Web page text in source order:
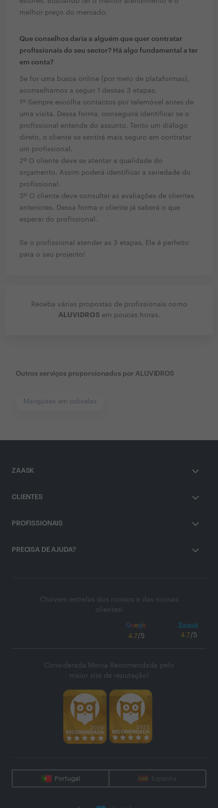
melhor preço do mercado.
Que conselhos daria a alguém que quer contratar
profissionais do seu sector? Há algo fundamental a ter
em conta?
Se for uma busca online (por meio de plataformas),
aconselhamos a seguir 1 dessas 3 etapas.
1º Sempre escolha contactos por telemóvel antes de
uma visita. Dessa forma, conseguirá identificar se o
profissional entende do assunto. Tento um diálogo
direto, o cliente se sentirá mais seguro em contratar
um profissional.
2º O cliente deve se atentar a qualidade do
orçamento. Assim poderá identificar a seriedade do
profissional.
3º O cliente deve consultar as avaliações de clientes
anteriores. Dessa forma o cliente já saberá o que
esperar do profissional.
Se o profissional atender as 3 etapas. Ele é perfeito
para o seu projecto!
Receba várias propostas de profissionais como
ALUVIDROS em poucas horas.
Outros serviços proporcionados por ALUVIDROS
Marquises em odivelas
ZAASK
CLIENTES
PROFISSIONAIS
PRECISA DE AJUDA?
Chovem estrelas dos nossos e das nossas
clientes!
4.7/5 4.7/5
Considerada Marca Recomendada pelo
maior site de reputação!
Portugal Espanha